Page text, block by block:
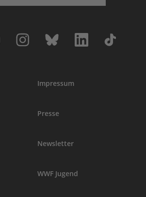
Impressum
Presse
Newsletter
WWF Jugend